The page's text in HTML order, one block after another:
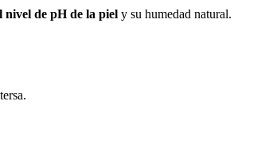
nivel de pH de la piel y su humedad natural.